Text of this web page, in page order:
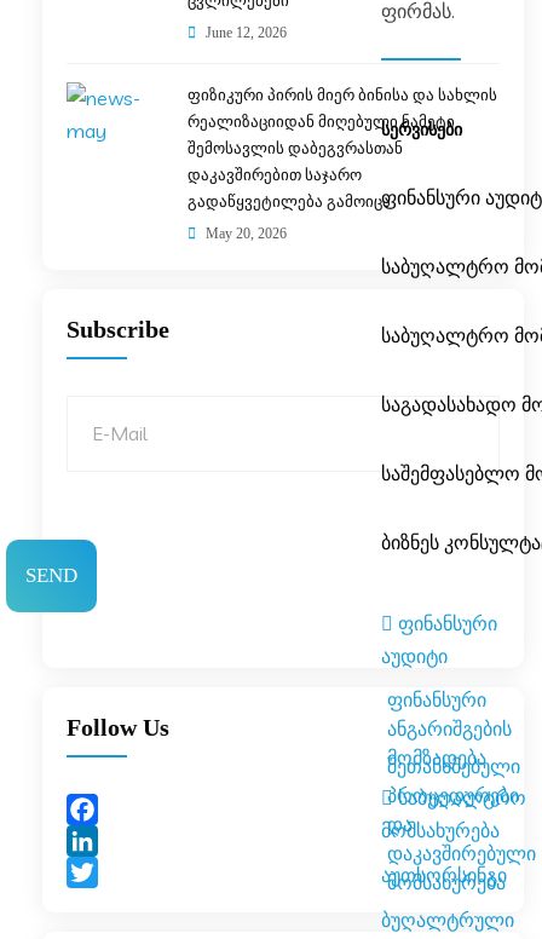
ფირმას.
ᲡᲔᲠᲕᲘᲡᲔᲑᲘ
ფინანსური
საბუღალტრო
საბუღალტრო
საგადასახადო
საშემფასებლო
ბიზნეს
ფინანსური
აუდიტი
ფინანსური
ანგარიშგების
მომზადება
შეთანხმებული
პროცედურები
და
დაკავშირებული
მომსახურება
საბუღალტრო
მომსახურება
აუთსორსინგი
ბუღალტრული
June 12, 2026
ფიზიკური პირის მიერ ბინისა და სახლის
რეალიზაციიდან მიღებული ნამეტი
შემოსავლის დაბეგვრასთან
დაკავშირებით საჯარო
გადაწყვეტილება გამოიცა
May 20, 2026
Subscribe
Follow Us
Facebook
LinkedIn